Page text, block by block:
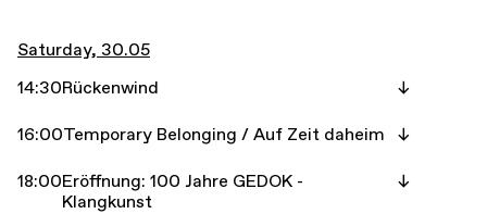
Saturday, 30.05
14:30Rückenwind
16:00Temporary Belonging / Auf Zeit daheim
18:00Eröffnung: 100 Jahre GEDOK -
Klangkunst